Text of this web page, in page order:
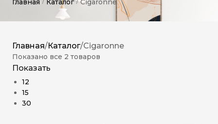
Главная / Каталог / Cigaronne
Главная/Каталог/Cigaronne
Показано все 2 товаров
Показать
12
15
30